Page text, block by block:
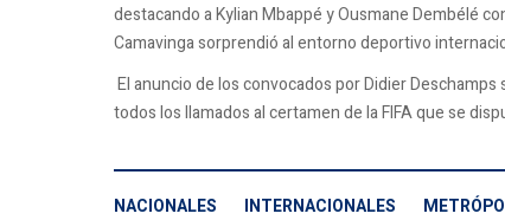
destacando a Kylian Mbappé y Ousmane Dembélé
Camavinga sorprendió al entorno deportivo
El anuncio de los convocados por Didier
todos los llamados al certamen de la FIFA que se
NACIONALES INTERNACIONALES